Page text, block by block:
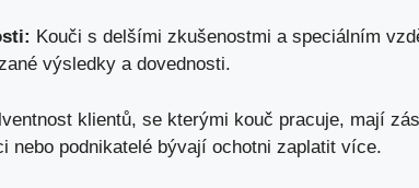
Kouči s⁣ delšími zkušenostmi a‍ speciálním
výsledky a ⁤dovednosti.
klientů, se kterými kouč pracuje, mají⁤
nebo podnikatelé bývají ochotni zaplatit více.